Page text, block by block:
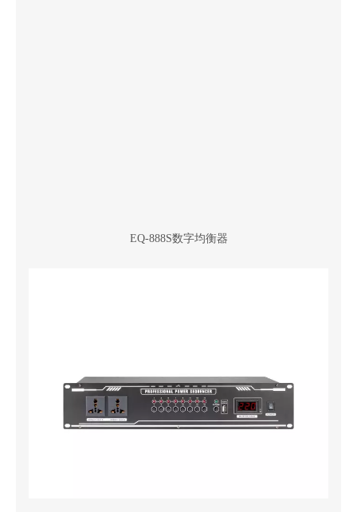
EQ-888S数字均衡器